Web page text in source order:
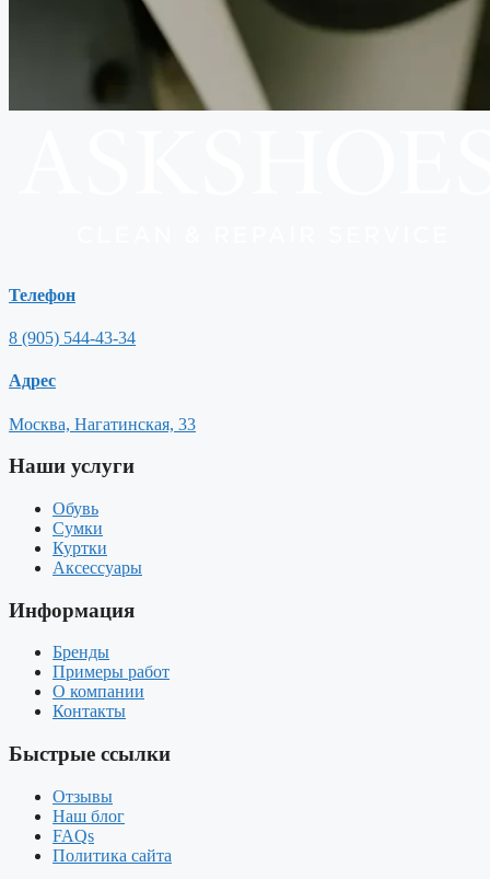
Телефон
8 (905) 544-43-34
Адрес
Москва, Нагатинская, 33
Наши услуги
Обувь
Сумки
Куртки
Аксессуары
Информация
Бренды
Примеры работ
О компании
Контакты
Быстрые ссылки
Отзывы
Наш блог
FAQs
Политика сайта